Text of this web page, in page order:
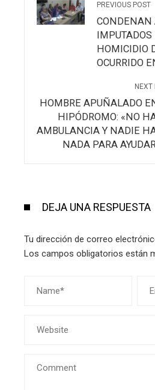
PREVIOUS POST
CONDENAN
HOMICIDIO
OCURRIDO
NEXT
HOMBRE APUÑALADO
HIPÓDROMO: «NO
AMBULANCIA Y NADIE
NADA PARA
DEJA UNA RESPUESTA
Tu dirección de correo
Los campos obligatorios están